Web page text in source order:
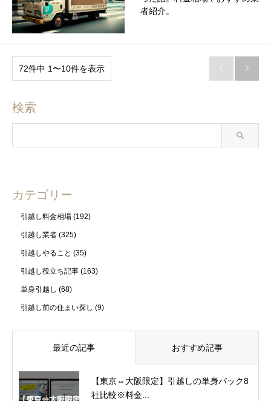
者紹介。
72件中 1〜10件を表示  
検索
カテゴリー
引越し料金相場 (192)
引越し業者 (325)
引越しやること (35)
引越し役立ち記事 (163)
単身引越し (68)
引越し前の住まい探し (9)
最近の記事 おすすめ記事
【東京⇔大阪限定】引越しの単身パック8
社比較※料金...